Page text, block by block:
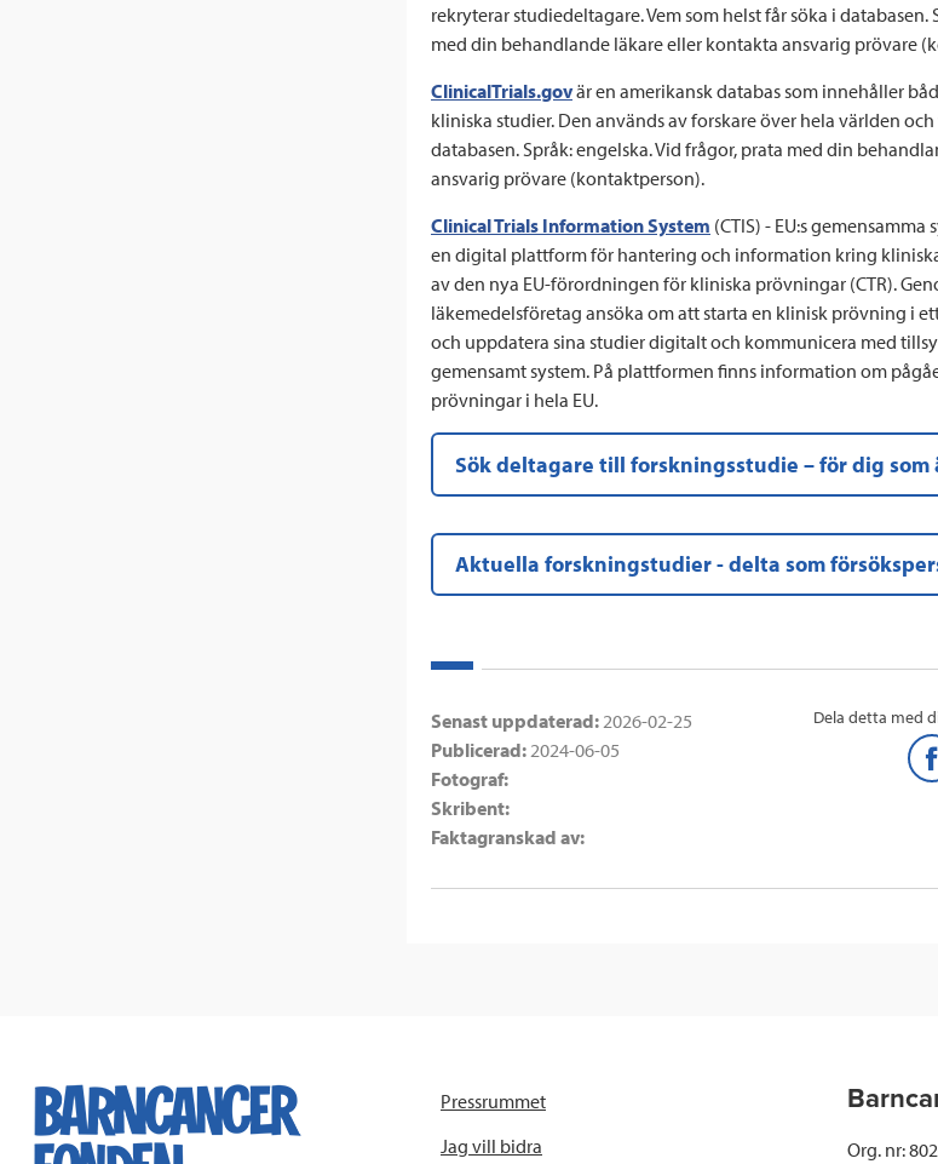
rekryterar studiedeltagare. Vem som helst får söka i databasen.
med din behandlande läkare eller kontakta ansvarig prövare
ClinicalTrials.govär en amerikansk databas som innehåller
kliniska studier. Den används av forskare över hela världen
databasen. Språk: engelska. Vid frågor, prata med din
ansvarig prövare (kontaktperson).
Clinical Trials Information System (CTIS) - EU:s
en digital plattform för hantering och information kring
av den nya EU-förordningen för kliniska prövningar (CTR).
läkemedelsföretag ansöka om att starta en klinisk prövning i
och uppdatera sina studier digitalt och kommunicera med
gemensamt system. På plattformen finns information om
prövningar i hela EU.
Sök deltagare till forskningsstudie – för dig som
Aktuella forskningstudier - delta som
Senast uppdaterad:2026-02-25
Publicerad:2024-06-05
Fotograf:
Skribent:
Faktagranskad av:
Dela detta med
Pressrummet
Jag vill bidra
Org. nr: